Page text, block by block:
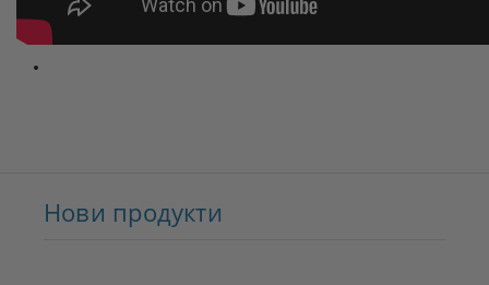
Нови продукти